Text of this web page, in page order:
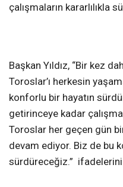
çalışmaların kararlılıkla
Başkan Yıldız, “Bir kez
Toroslar’ı herkesin
konforlu bir hayatın
getirinceye kadar
Toroslar her geçen gün
devam ediyor. Biz de bu
sürdüreceğiz.” ifadelerini